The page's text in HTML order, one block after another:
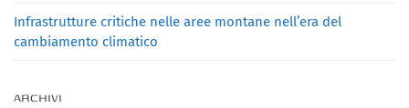
Infrastrutture critiche nelle aree montane nell’era del
cambiamento climatico
ARCHIVI